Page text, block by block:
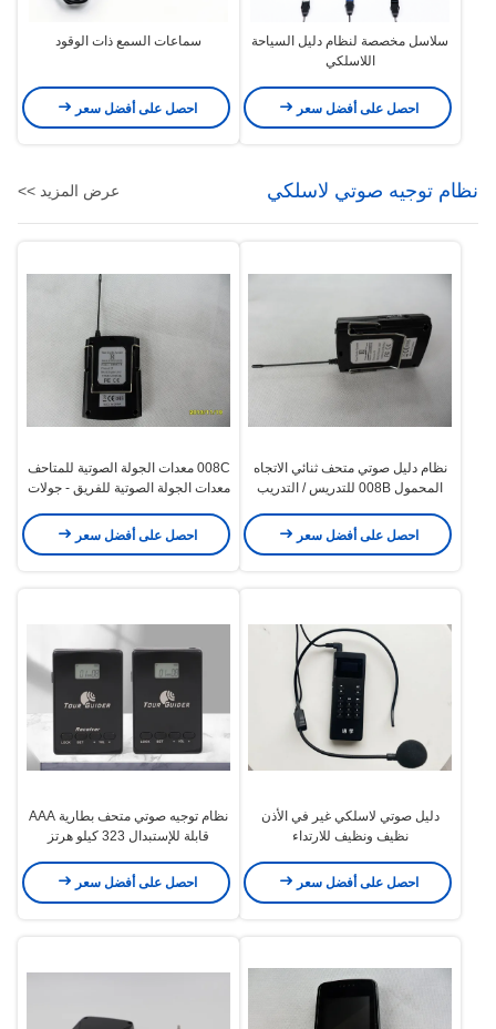
سلاسل مخصصة لنظام دليل السياحة
اللاسلكي
احصل على أفضل سعر
سماعات السمع ذات الوقود
احصل على أفضل سعر
نظام توجيه صوتي لاسلكي عرض المزيد >>
نظام دليل صوتي متحف ثنائي الاتجاه
المحمول 008B للتدريس / التدريب
احصل على أفضل سعر
008C معدات الجولة الصوتية للمتاحف
معدات الجولة الصوتية للفريق - جولات
احصل على أفضل سعر
دليل صوتي لاسلكي غير في الأذن
نظيف ونظيف للارتداء
احصل على أفضل سعر
نظام توجيه صوتي متحف بطارية AAA
قابلة للإستبدال 323 كيلو هرتز
احصل على أفضل سعر